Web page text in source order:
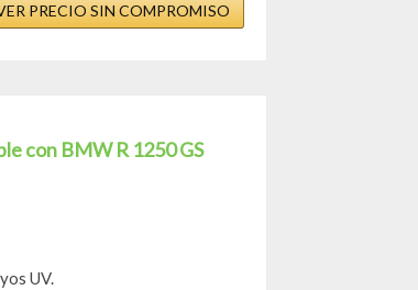
PRECIO SIN COMPROMISO
con BMW R 1250 GS
UV.